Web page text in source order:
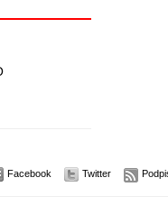
Twitter
Facebook